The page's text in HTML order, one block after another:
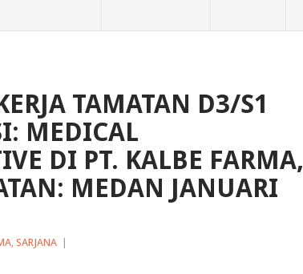
TAMATAN D3/S1
MEDICAL
DI PT. KALBE FARMA,
MEDAN JANUARI
, SARJANA